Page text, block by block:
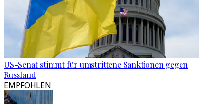
US-Senat stimmt für umstrittene Sanktionen gegen
Russland
EMPFOHLEN